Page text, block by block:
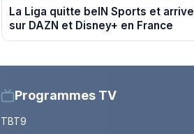
La Liga quitte beIN Sports et arrive
sur DAZN et Disney+ en France
Programmes TV
TBT9